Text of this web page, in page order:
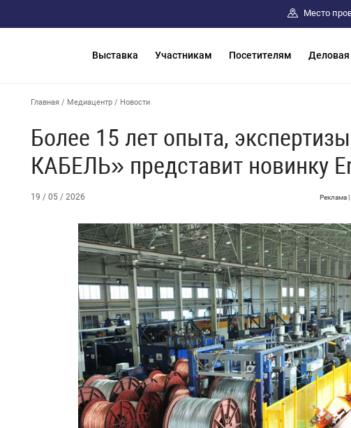
Место
Выставка Участникам Посетителям
Главная / Медиацентр / Новости
Более 15 лет опыта,
КАБЕЛЬ» представит новинку
19 / 05 / 2026 Реклама